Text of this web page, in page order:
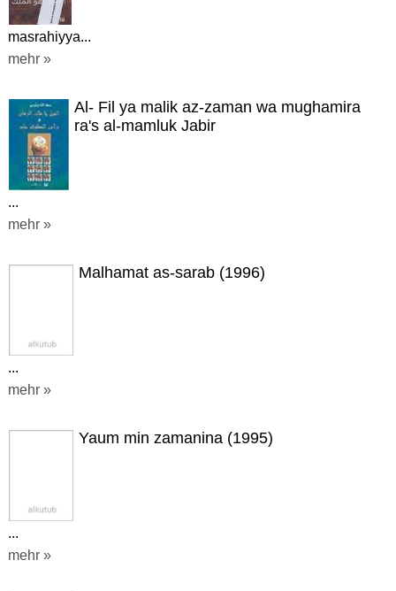
masrahiyya...
mehr »
Al- Fil ya malik az-zaman wa mughamira
ra's al-mamluk Jabir
...
mehr »
Malhamat as-sarab (1996)
...
mehr »
Yaum min zamanina (1995)
...
mehr »